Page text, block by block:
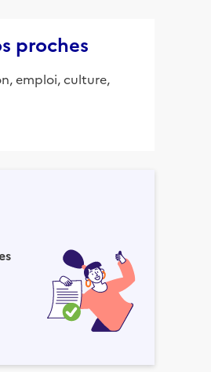
proches
emploi, culture,